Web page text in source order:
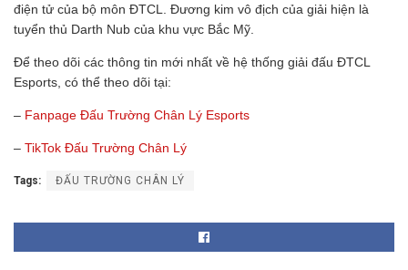
điện tử của bộ môn ĐTCL. Đương kim vô địch của giải hiện là
tuyển thủ Darth Nub của khu vực Bắc Mỹ.
Để theo dõi các thông tin mới nhất về hệ thống giải đấu ĐTCL
Esports, có thể theo dõi tại:
– Fanpage Đấu Trường Chân Lý Esports
– TikTok Đấu Trường Chân Lý
Tags: ĐẤU TRƯỜNG CHÂN LÝ